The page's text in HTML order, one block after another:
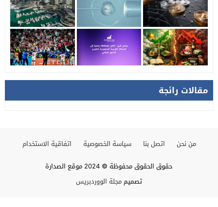
مقالات رائجة
من نحن اتصل بنا سياسة الخصوصية
اتفاقية الاستخدام
حقوق الحقوق محفوظة © 2024 موقع الصدارة
تصميممجلة الووردبريس